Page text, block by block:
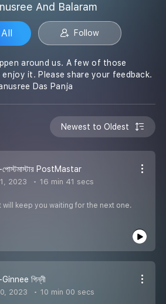
And Balaram
Follow
around us. A few of those
it. Please share your feedback.
Das Panja
Newest to Oldest
পোস্টমাস্টার PostMastar
2023 16 min 41 secs
will keep you waiting for the next one.
Ginnee গিন্নী
2023 10 min 00 secs